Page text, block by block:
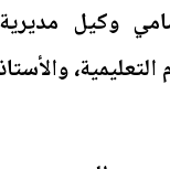
وكيل مديرية